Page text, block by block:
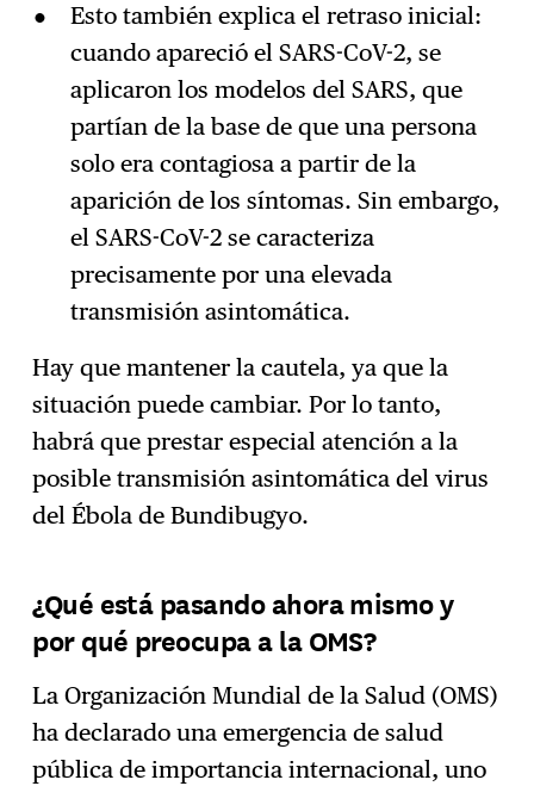
Esto también explica el retraso inicial:
cuando apareció el SARS-CoV-2, se
aplicaron los modelos del SARS, que
partían de la base de que una persona
solo era contagiosa a partir de la
aparición de los síntomas. Sin embargo,
el SARS-CoV-2 se caracteriza
precisamente por una elevada
transmisión asintomática.
Hay que mantener la cautela, ya que la
situación puede cambiar. Por lo tanto,
habrá que prestar especial atención a la
posible transmisión asintomática del virus
del Ébola de Bundibugyo.
¿Qué está pasando ahora mismo y
por qué preocupa a la OMS?
La Organización Mundial de la Salud (OMS)
ha declarado una emergencia de salud
pública de importancia internacional, uno